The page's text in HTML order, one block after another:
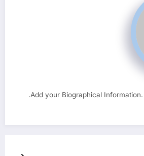
Add your Biographical Information.